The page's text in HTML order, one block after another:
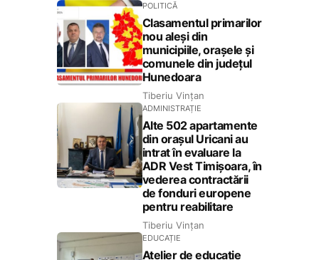
POLITICĂ
Clasamentul primarilor
nou aleși din
municipiile, orașele și
comunele din județul
Hunedoara
Tiberiu Vințan
ADMINISTRAȚIE
Alte 502 apartamente
din orașul Uricani au
intrat în evaluare la
ADR Vest Timișoara, în
vederea contractării
de fonduri europene
pentru reabilitare
Tiberiu Vințan
EDUCAȚIE
Atelier de educație